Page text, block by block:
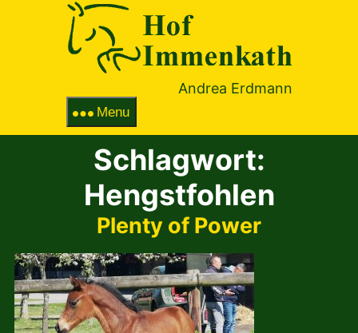
Andrea Erdmann
Menu
Schlagwort:
Hengstfohlen
Plenty of Power